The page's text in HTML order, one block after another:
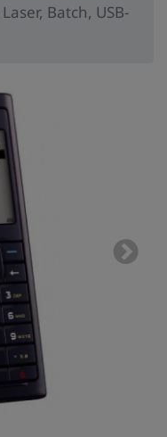
Batch, USB-
Next